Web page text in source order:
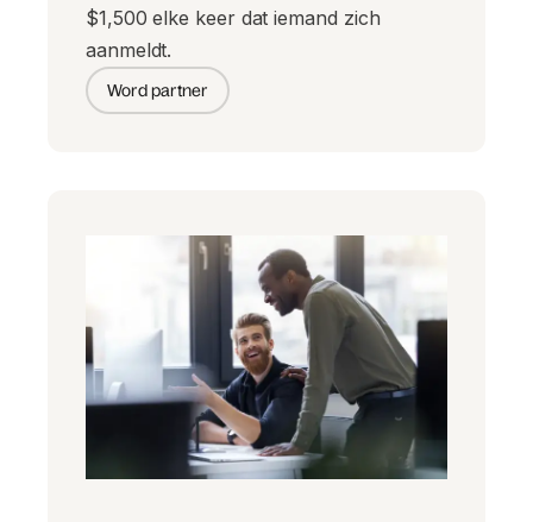
$1,500 elke keer dat iemand zich
aanmeldt.
Word partner